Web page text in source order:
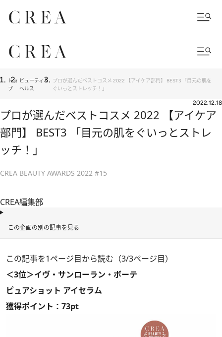
トッ
プ
ビューティ＆
ヘルス
プロが選んだベストコスメ 2022 【アイケア部門】 BEST3 「目元の肌を
ぐいっとストレッチ！」
2022.12.18
プロが選んだベストコスメ 2022 【アイケア
部門】 BEST3 「目元の肌をぐいっとストレ
ッチ！」
CREA BEAUTY AWARDS 2022 #15
CREA編集部
この企画の別の記事を見る
この記事を1ページ目から読む（3/3ページ目）
＜3位＞イヴ・サンローラン・ボーテ
ピュアショット アイセラム
獲得ポイント：73pt